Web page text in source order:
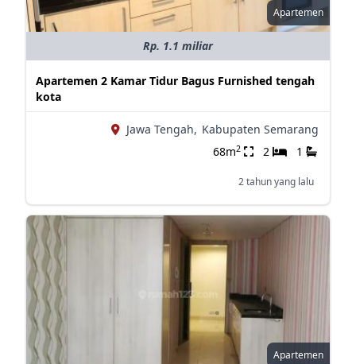
Apartemen
Rp. 1.1 miliar
Apartemen 2 Kamar Tidur Bagus Furnished tengah
kota
Jawa Tengah, Kabupaten Semarang
68m2 2 1
2 tahun yang lalu
Apartemen